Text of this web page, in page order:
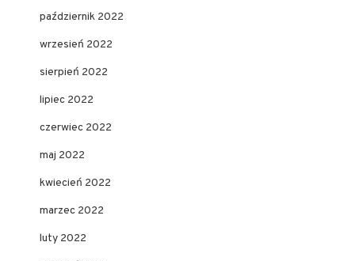
październik 2022
wrzesień 2022
sierpień 2022
lipiec 2022
czerwiec 2022
maj 2022
kwiecień 2022
marzec 2022
luty 2022